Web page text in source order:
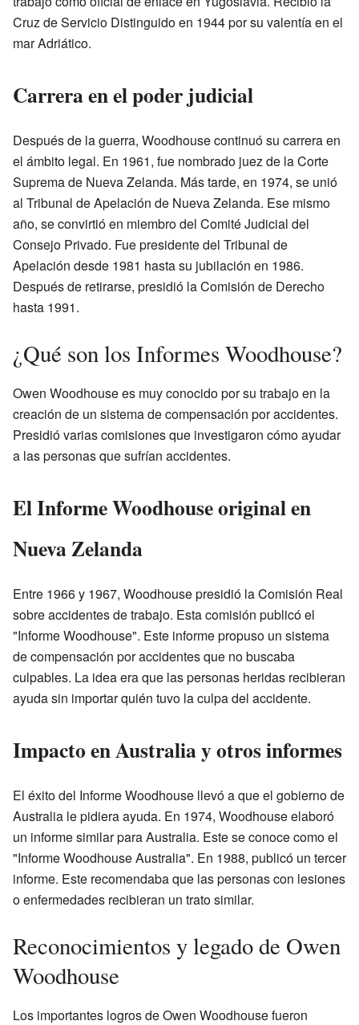
Cruz de Servicio Distinguido en 1944 por su valentía en el
mar Adriático.
Carrera en el poder judicial
Después de la guerra, Woodhouse continuó su carrera en
el ámbito legal. En 1961, fue nombrado juez de la Corte
Suprema de Nueva Zelanda. Más tarde, en 1974, se unió
al Tribunal de Apelación de Nueva Zelanda. Ese mismo
año, se convirtió en miembro del Comité Judicial del
Consejo Privado. Fue presidente del Tribunal de
Apelación desde 1981 hasta su jubilación en 1986.
Después de retirarse, presidió la Comisión de Derecho
hasta 1991.
¿Qué son los Informes Woodhouse?
Owen Woodhouse es muy conocido por su trabajo en la
creación de un sistema de compensación por accidentes.
Presidió varias comisiones que investigaron cómo ayudar
a las personas que sufrían accidentes.
El Informe Woodhouse original en
Nueva Zelanda
Entre 1966 y 1967, Woodhouse presidió la Comisión Real
sobre accidentes de trabajo. Esta comisión publicó el
"Informe Woodhouse". Este informe propuso un sistema
de compensación por accidentes que no buscaba
culpables. La idea era que las personas heridas recibieran
ayuda sin importar quién tuvo la culpa del accidente.
Impacto en Australia y otros informes
El éxito del Informe Woodhouse llevó a que el gobierno de
Australia le pidiera ayuda. En 1974, Woodhouse elaboró
un informe similar para Australia. Este se conoce como el
"Informe Woodhouse Australia". En 1988, publicó un tercer
informe. Este recomendaba que las personas con lesiones
o enfermedades recibieran un trato similar.
Reconocimientos y legado de Owen
Woodhouse
Los importantes logros de Owen Woodhouse fueron